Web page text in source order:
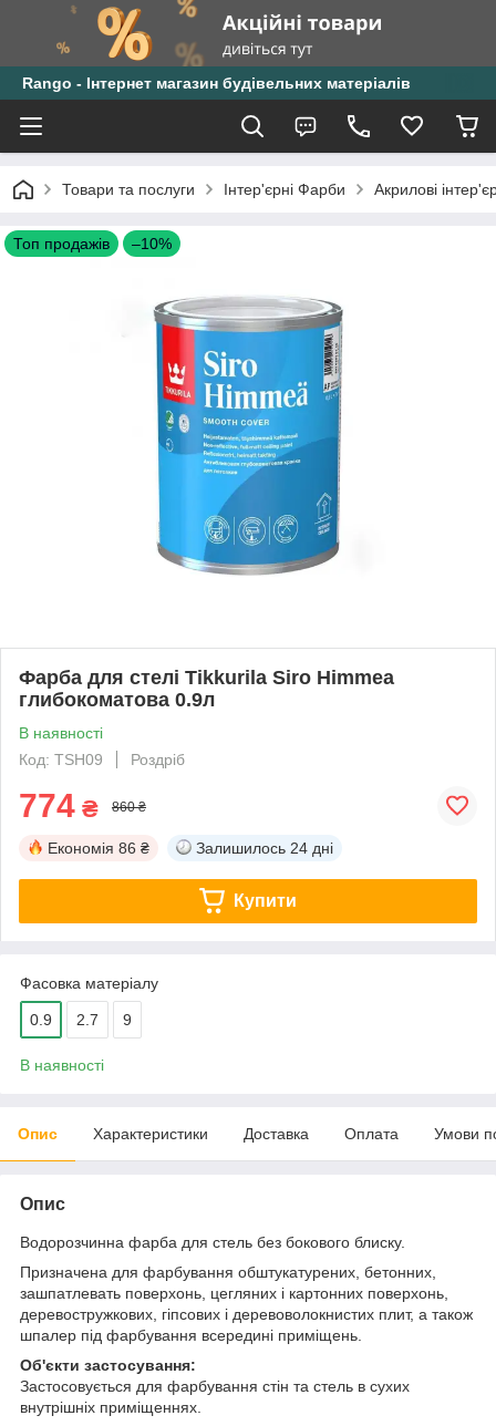
Rango - Інтернет магазин будівельних матеріалів
Товари та послуги Інтер'єрні Фарби Акрилові
Топ продажів –10%
Фарба для стелі Tikkurila Siro Himmea
глибокоматова 0.9л
В наявності
Код: TSH09
Роздріб
774 ₴ 860 ₴
Економія 86 ₴ Залишилось 24 дні
Купити
Фасовка матеріалу
0.9 2.7 9
В наявності
Опис Характеристики Доставка Оплата Умови
Опис
Водорозчинна фарба для стель без бокового блиску.
Призначена для фарбування обштукатурених, бетонних,
зашпатлевать поверхонь, цегляних і картонних поверхонь,
деревостружкових, гіпсових і деревоволокнистих плит, а також
шпалер під фарбування всередині приміщень.
Об'єкти застосування:
Застосовується для фарбування стін та стель в сухих
внутрішніх приміщеннях.